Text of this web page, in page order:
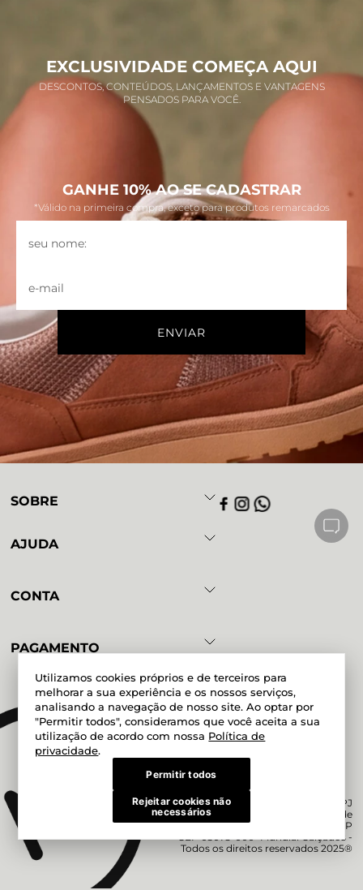
Utilizamos cookies próprios e de terceiros para
melhorar a sua experiência e os nossos serviços,
analisando a navegação de nosso site. Ao optar por
"Permitir todos", consideramos que você aceita a sua
utilização de acordo com nossa Política de
privacidade.
Permitir todos
Rejeitar cookies não
necessários
EXCLUSIVIDADE COMEÇA AQUI
DESCONTOS, CONTEÚDOS, LANÇAMENTOS E VANTAGENS
PENSADOS PARA VOCÊ.
GANHE 10% AO SE CADASTRAR
*Válido na primeira compra, exceto para produtos remarcados
SOBRE
AJUDA
CONTA
PAGAMENTO
Magazine Mundial Ltda. CNPJ
51.200.038/0017-06 Rua Doze de
Outubro, 190, Lapa - São Paulo - SP
CEP 05073-000 Mundial Calçados -
Todos os direitos reservados 2025®
Powered by Developed by